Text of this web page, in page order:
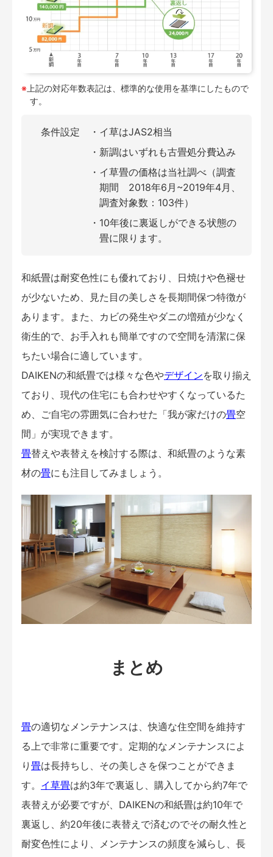
※ 上記の対応年数表記は、標準的な使用を基準にしたもので
す。
条件設定
イ草はJAS2相当
新調はいずれも古畳処分費込み
イ草畳の価格は当社調べ（調査
期間 2018年6月~2019年4月、
調査対象数：103件）
10年後に裏返しができる状態の
畳に限ります。
和紙畳は耐変色性にも優れており、日焼けや色褪せ
が少ないため、見た目の美しさを長期間保つ特徴が
あります。また、カビの発生やダニの増殖が少なく
衛生的で、お手入れも簡単ですので空間を清潔に保
ちたい場合に適しています。
DAIKENの和紙畳では様々な色やデザインを取り揃え
ており、現代の住宅にも合わせやすくなっているた
め、ご自宅の雰囲気に合わせた「我が家だけの畳空
間」が実現できます。
畳替えや表替えを検討する際は、和紙畳のような素
材の畳にも注目してみましょう。
まとめ
畳の適切なメンテナンスは、快適な住空間を維持す
る上で非常に重要です。定期的なメンテナンスによ
り 畳は長持ちし、その美しさを保つことができま
す。 イ草畳は約3年で裏返し、購入してから約7年で
表替えが必要ですが、DAIKENの和紙畳は約10年で
裏返し、約20年後に表替えで済むのでその耐久性と
耐変色性により、メンテナンスの頻度を減らし、長